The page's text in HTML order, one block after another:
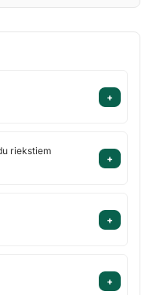
+
riekstiem
+
+
+